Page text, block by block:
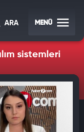
ARA MENÜ
sistemleri